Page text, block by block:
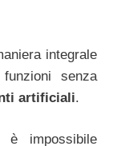
integrale
senza
artificiali.
è impossibile